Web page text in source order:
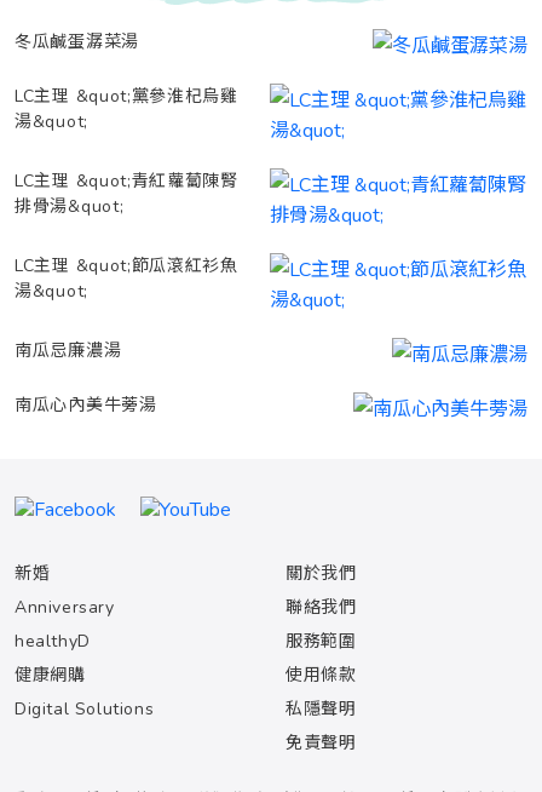
冬瓜鹹蛋潺菜湯
LC主理 &quot;黨參淮杞烏雞
湯&quot;
LC主理 &quot;青紅蘿蔔陳腎
排骨湯&quot;
LC主理 &quot;節瓜滾紅衫魚
湯&quot;
南瓜忌廉濃湯
南瓜心內美牛蒡湯
新婚
Anniversary
healthyD
健康網購
Digital Solutions
關於我們
聯絡我們
服務範圍
使用條款
私隱聲明
免責聲明